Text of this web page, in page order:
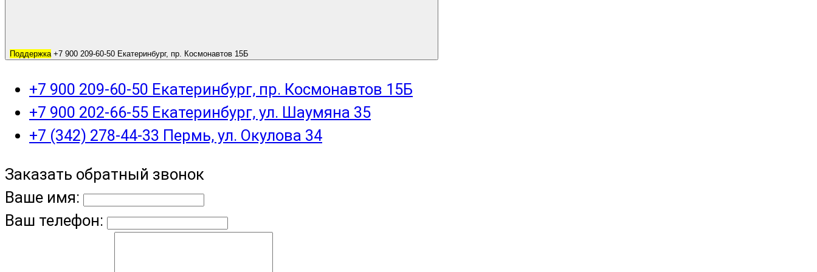
Поддержка +7 900 209-60-50 Екатеринбург, пр. Космонавтов 15Б
+7 900 209-60-50 Екатеринбург, пр. Космонавтов 15Б
+7 900 202-66-55 Екатеринбург, ул. Шаумяна 35
+7 (342) 278-44-33 Пермь, ул. Окулова 34
Заказать обратный звонок
Ваше имя:
Ваш телефон: